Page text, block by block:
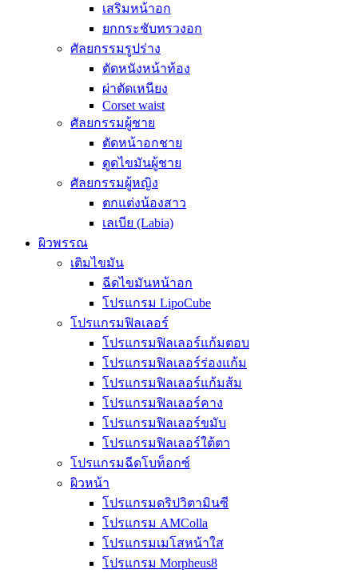
เสริมหน้าอก
ยกกระชับทรวงอก
ศัลยกรรมรูปร่าง
ตัดหนังหน้าท้อง
ผ่าตัดเหนียง
Corset waist
ศัลยกรรมผู้ชาย
ตัดหน้าอกชาย
ดูดไขมันผู้ชาย
ศัลยกรรมผู้หญิง
ตกแต่งน้องสาว
เลเบีย (Labia)
ผิวพรรณ
เติมไขมัน
ฉีดไขมันหน้าอก
โปรแกรม LipoCube
โปรแกรมฟิลเลอร์
โปรแกรมฟิลเลอร์แก้มตอบ
โปรแกรมฟิลเลอร์ร่องแก้ม
โปรแกรมฟิลเลอร์แก้มส้ม
โปรแกรมฟิลเลอร์คาง
โปรแกรมฟิลเลอร์ขมับ
โปรแกรมฟิลเลอร์ใต้ตา
โปรแกรมฉีดโบท็อกซ์
ผิวหน้า
โปรแกรมดริปวิตามินซี
โปรแกรม AMColla
โปรแกรมเมโสหน้าใส
โปรแกรม Morpheus8